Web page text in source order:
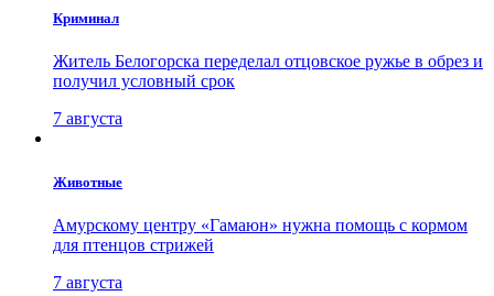
Криминал
Житель Белогорска переделал отцовское ружье в обрез и
получил условный срок
7 августа
Животные
Амурскому центру «Гамаюн» нужна помощь с кормом
для птенцов стрижей
7 августа